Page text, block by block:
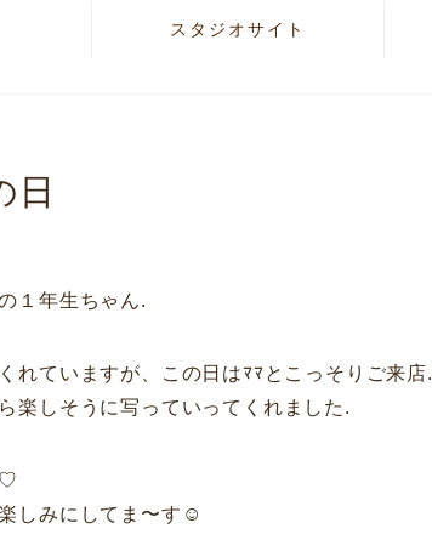
スタジオサイト
日
１年生ちゃん.
れていますが、この日はﾏﾏとこっそりご来店.
楽しそうに写っていってくれました.
♡
しみにしてま〜す☺︎